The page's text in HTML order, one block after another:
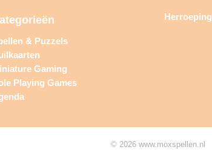
& Puzzels
Gaming
Playing Games
Herroeping
© 2026 www.moxspellen.nl